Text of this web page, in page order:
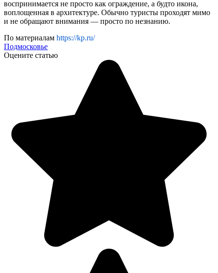
воспринимается не просто как ограждение, а будто икона,
воплощенная в архитектуре. Обычно туристы проходят мимо
и не обращают внимания — просто по незнанию.
По материалам https://kp.ru/
Подмосковье
Оцените статью